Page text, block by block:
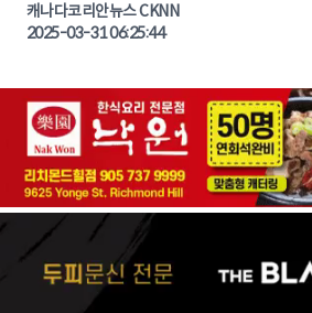
스 | CKNNEWS | 캐나다뉴스 | 토론토뉴스
캐나다코리안뉴스 CKNN
2025-03-31 06:25:44